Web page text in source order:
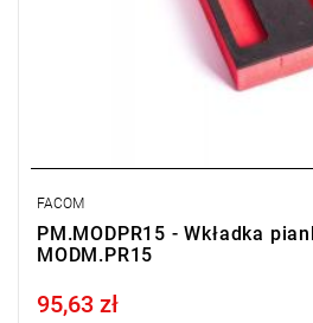
FACOM
PM.MODPR15 - Wkładka
MODM.PR15
Price tax included
95,63 zł